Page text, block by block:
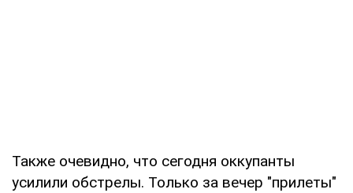
Также очевидно, что сегодня оккупанты
усилили обстрелы. Только за вечер "прилеты"